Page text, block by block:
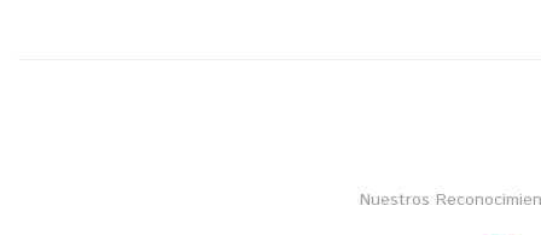
Nuestros